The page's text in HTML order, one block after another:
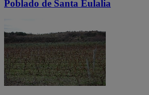
Poblado de Santa Eulalia